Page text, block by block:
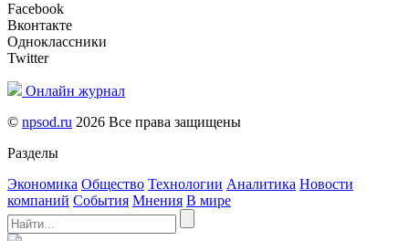
Facebook
Вконтакте
Одноклассники
Twitter
Онлайн журнал
© npsod.ru 2026 Все права защищены
Разделы
Экономика Общество Технологии Аналитика Новости
компаний События Мнения В мире